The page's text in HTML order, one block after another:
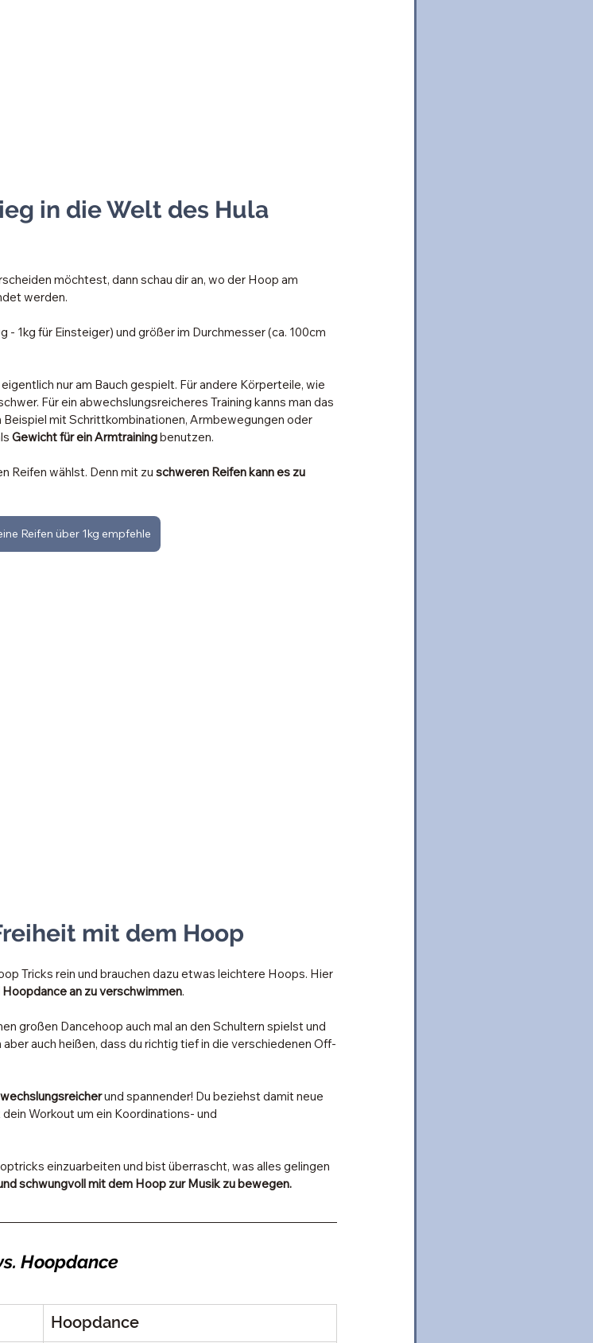
in die Welt des Hula
möchtest, dann schau dir an, wo der Hoop am
werden.
- 1kg für Einsteiger) und größer im Durchmesser (ca. 100cm
nur am Bauch gespielt. Für andere Körperteile, wie
Für ein abwechslungsreicheres Training kanns man das
Beispiel mit Schrittkombinationen, Armbewegungen oder
Gewicht für ein Armtraining benutzen.
Reifen wählst. Denn mit zu schweren Reifen kann es zu
Reifen über 1kg empfehle
mit dem Hoop
Tricks rein und brauchen dazu etwas leichtere Hoops. Hier
an zu verschwimmen.
großen Dancehoop auch mal an den Schultern spielst und
auch heißen, dass du richtig tief in die verschiedenen Off-
und spannender! Du beziehst damit neue
Workout um ein Koordinations- und
einzuarbeiten und bist überrascht, was alles gelingen
schwungvoll mit dem Hoop zur Musik zu bewegen.
Hoopdance
Hoopdance